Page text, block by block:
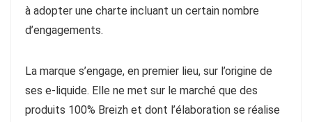
à adopter une charte incluant un certain nombre
d’engagements.
La marque s’engage, en premier lieu, sur l’origine de
ses e-liquide. Elle ne met sur le marché que des
produits 100% Breizh et dont l’élaboration se réalise